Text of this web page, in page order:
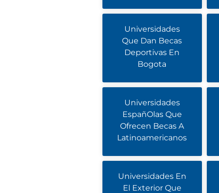
Universidades
Que Dan Becas
Deportivas En
Bogota
Universidades
EspañOlas Que
Ofrecen Becas A
Latinoamericanos
Universidades En
El Exterior Que